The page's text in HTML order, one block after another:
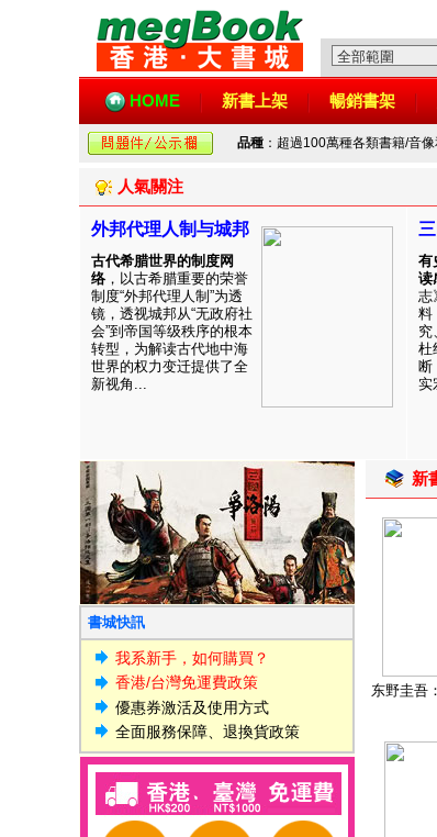
HOME 新書上架 暢銷書架
品種 ：超過100萬種各類書籍/音
人氣關注
外邦代理人制与城邦
古代希腊世界的制度网
络 ，以古希腊重要的荣誉
制度“外邦代理人制”为透
镜，透视城邦从“无政府社
会”到帝国等级秩序的根本
转型，为解读古代地中海
世界的权力变迁提供了全
新视角...
有
读
志
料
究
杜
断
实
書城快訊
我系新手，如何購買？
香港/台灣免運費政策
優惠券激活及使用方式
全面服務保障、退換貨政策
新
东野圭吾